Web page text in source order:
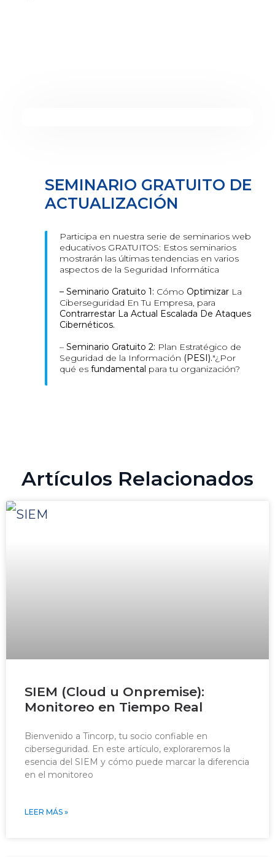
SEMINARIO GRATUITO DE
ACTUALIZACIÓN
Participa en nuestra serie de seminarios web
educativos GRATUITOS: Estos seminarios
mostrarán las últimas tendencias en varios
aspectos de la Seguridad Informática
– Seminario Gratuito 1: Cómo Optimizar La
Ciberseguridad En Tu Empresa, para
Contrarrestar La Actual Escalada De Ataques
Cibernéticos.
–Seminario Gratuito 2: Plan Estratégico de
Seguridad de la Información (PESI)."¿Por
qué esfundamental para tu organización?
Artículos Relacionados
SIEM (Cloud u Onpremise):
Monitoreo en Tiempo Real
Bienvenido a Tincorp, tu socio confiable en
ciberseguridad. En este artículo, exploraremos la
esencia del SIEM y cómo puede marcar la diferencia
en el monitoreo
LEER MÁS »